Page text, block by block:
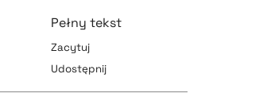
pobierz cytat
Pełny tekst
Zacytuj
Udostępnij